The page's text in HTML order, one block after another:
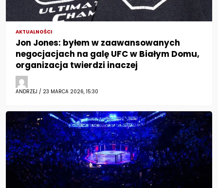
AKTUALNOŚCI
Jon Jones: byłem w zaawansowanych
negocjacjach na galę UFC w Białym Domu,
organizacja twierdzi inaczej
ANDRZEJ / 23 MARCA 2026, 15:30